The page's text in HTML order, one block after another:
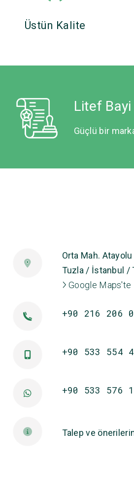
Üstün Kalite
Litef
Güçlü bir
Orta Mah.
Tuzla / İstanbul /
Google Maps'te
+90 216 206
+90 533 554
+90 533 576
Talep ve